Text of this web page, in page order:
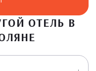
ОТЕЛЬ В